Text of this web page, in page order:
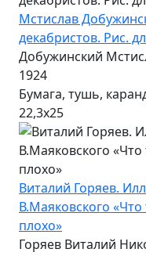
Мстислав
декабристов. Рис.
Добужинский
1924
Бумага, тушь,
22,3х25
Виталий Горяев.
В.Маяковского
плохо»
Горяев Виталий